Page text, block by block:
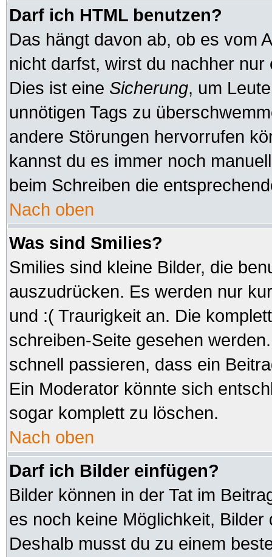
Darf ich HTML benutzen?
Das hängt davon ab, ob es vom
nicht darfst, wirst du nachher
Dies ist eine Sicherung, um
unnötigen Tags zu
andere Störungen hervorrufen
kannst du es immer noch
beim Schreiben die
Nach oben
Was sind Smilies?
Smilies sind kleine Bilder, die
auszudrücken. Es werden nur
und :( Traurigkeit an. Die
schreiben-Seite gesehen
schnell passieren, dass ein
Ein Moderator könnte sich
sogar komplett zu löschen.
Nach oben
Darf ich Bilder einfügen?
Bilder können in der Tat im
es noch keine Möglichkeit,
Deshalb musst du zu einem